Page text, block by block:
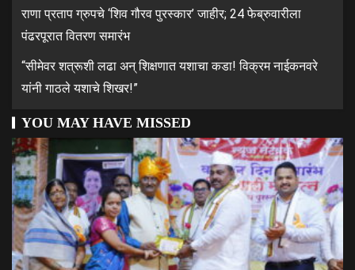
राणा प्रताप ग्रुपचे ‘शिव गौरव पुरस्कार’ जाहीर; 24 फेब्रुवारीला
पंढरपूरात वितरण समारंभ
“सीमेवर शत्रूशी लढा अन् शिक्षणात यशाचा कडा! विक्रम नाईकनवरे
यांनी गाठले यशाचे शिखर!”
YOU MAY HAVE MISSED